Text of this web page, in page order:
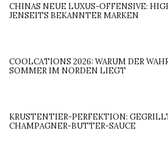
CHINAS NEUE LUXUS-OFFENSIVE:
JENSEITS BEKANNTER MARKEN
COOLCATIONS 2026: WARUM DER
SOMMER IM NORDEN LIEGT
KRUSTENTIER-PERFEKTION:
CHAMPAGNER-BUTTER-SAUCE